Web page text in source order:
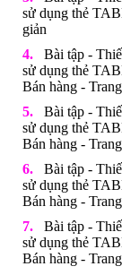
sử dụng thẻ
giản
Bài tập -
sử dụng thẻ
Bán hàng -
Bài tập -
sử dụng thẻ
Bán hàng -
Bài tập -
sử dụng thẻ
Bán hàng -
Bài tập -
sử dụng thẻ
Bán hàng -